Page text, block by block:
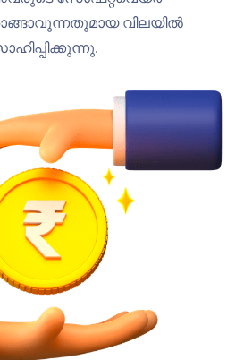
വിലയിൽ